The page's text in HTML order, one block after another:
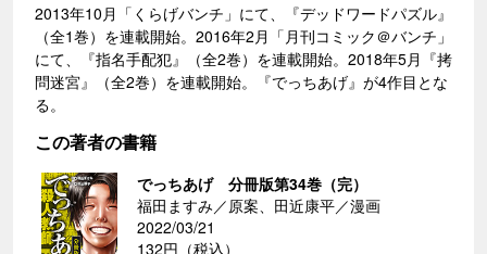
2013年10月「くらげバンチ」にて、『デッドワードパズル』
（全1巻）を連載開始。2016年2月「月刊コミック＠バンチ」
にて、『指名手配犯』（全2巻）を連載開始。2018年5月『拷
問迷宮』（全2巻）を連載開始。『でっちあげ』が4作目とな
る。
この著者の書籍
でっちあげ 分冊版第34巻（完）
福田ますみ／原案、田近康平／漫画
2022/03/21
132円（税込）